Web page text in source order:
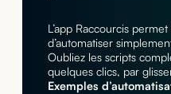
L’app Raccourcis
d’automatiser
Oubliez les scripts
quelques clics, par
Exemples